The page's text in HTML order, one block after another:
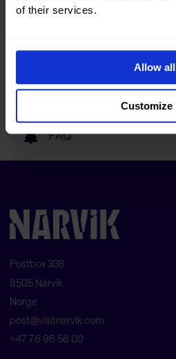
of their services.
Allow all
Customize
Våre samarbeidspartnere
FAQ
Postbox 338
8505 Narvik
Norge
post@visitnarvik.com
+47 76 96 56 00